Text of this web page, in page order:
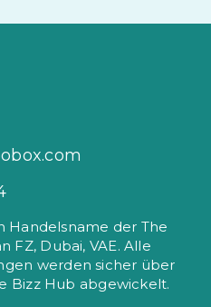
Handelsname der The
FZ, Dubai, VAE. Alle
werden sicher über
Bizz Hub abgewickelt.